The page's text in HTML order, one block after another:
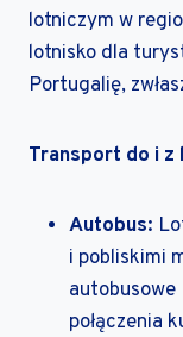
lotniczym w
lotnisko dla
Portugalię,
Transport do i z
Autobus:
i pobliskimi
autobusowe
połączenia